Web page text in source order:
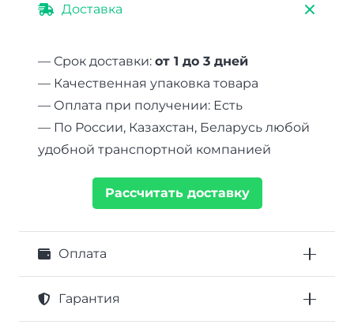
Доставка
— Срок доставки: от 1 до 3 дней
— Качественная упаковка товара
— Оплата при получении: Есть
— По России, Казахстан, Беларусь любой
удобной транспортной компанией
Рассчитать доставку
Оплата
Гарантия